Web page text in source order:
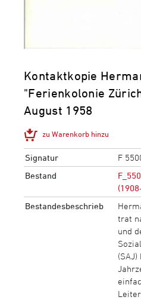
Kontaktkopie
"Ferienkolonie
August 1958
zu Warenkorb hinzu
Signatur
F
Bestand
Bestandesbeschrieb
trat
und